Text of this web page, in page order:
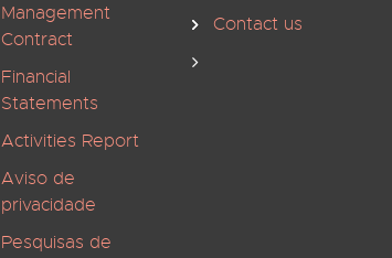
Management
Contract
Financial
Statements
Activities Report
Aviso de
privacidade
Pesquisas de
Contact us